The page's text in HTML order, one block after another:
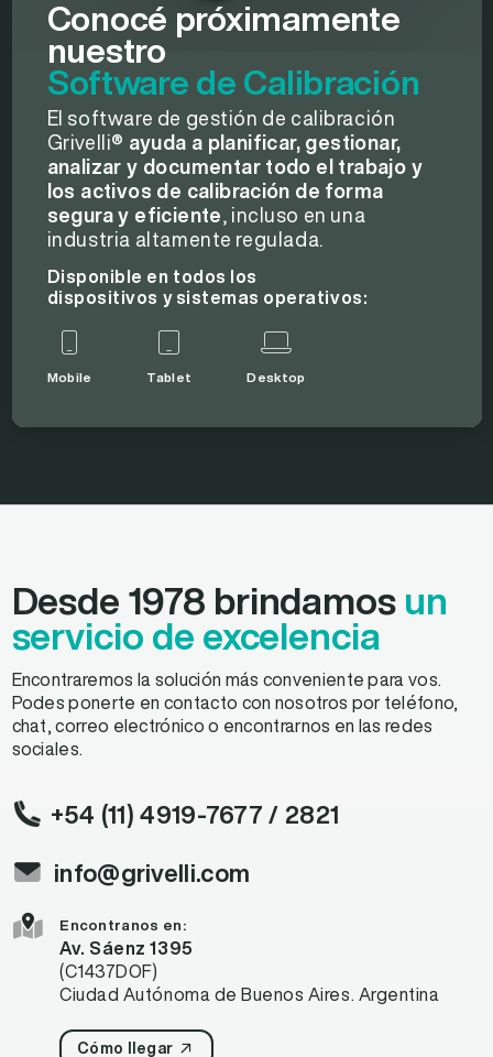
Conocé próximamente
nuestro
Software de Calibración
El software de gestión de calibración
Grivelli® ayuda a planificar, gestionar,
analizar y documentar todo el trabajo y
los activos de calibración de forma
segura y eficiente , incluso en una
industria altamente regulada.
Disponible en todos los
dispositivos y sistemas operativos:
Mobile Tablet Desktop
Desde 1978 brindamos un
servicio de excelencia
Encontraremos la solución más conveniente para vos.
Podes ponerte en contacto con nosotros por teléfono,
chat, correo electrónico o encontrarnos en las redes
sociales.
+54 (11) 4919-7677 / 2821
info@grivelli.com
Encontranos en:
Av. Sáenz 1395
(C1437DOF)
Ciudad Autónoma de Buenos Aires. Argentina
Cómo llegar